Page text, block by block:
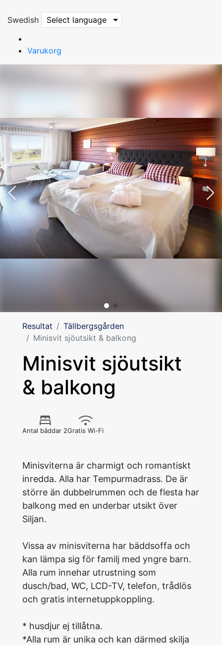
Swedish Select language
Varukorg
Resultat
Tällbergsgården
Minisvit sjöutsikt & balkong
Minisvit sjöutsikt
& balkong
Antal bäddar 2Gratis Wi-Fi
Minisviterna är charmigt och romantiskt
inredda. Alla har Tempurmadrass. De är
större än dubbelrummen och de flesta har
balkong med en underbar utsikt över
Siljan.
Vissa av minisviterna har bäddsoffa och
kan lämpa sig för familj med yngre barn.
Alla rum innehar utrustning som
dusch/bad, WC, LCD-TV, telefon, trådlös
och gratis internetuppkoppling.
* husdjur ej tillåtna.
*Alla rum är unika och kan därmed skilja